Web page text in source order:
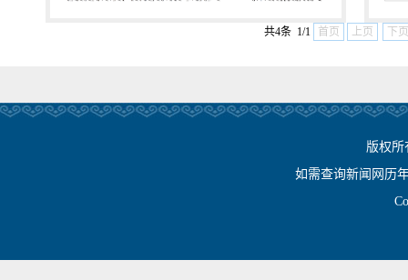
共4条 1/1 首页 上页 下页
版权
如需查询新闻网历